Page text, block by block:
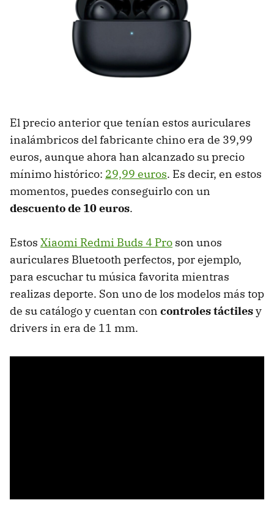
El precio anterior que tenían estos auriculares
inalámbricos del fabricante chino era de 39,99
euros, aunque ahora han alcanzado su precio
mínimo histórico: 29,99 euros. Es decir, en estos
momentos, puedes conseguirlo con un
descuento de 10 euros.
Estos Xiaomi Redmi Buds 4 Pro son unos
auriculares Bluetooth perfectos, por ejemplo,
para escuchar tu música favorita mientras
realizas deporte. Son uno de los modelos más top
de su catálogo y cuentan con controles táctilesy
drivers in era de 11 mm.